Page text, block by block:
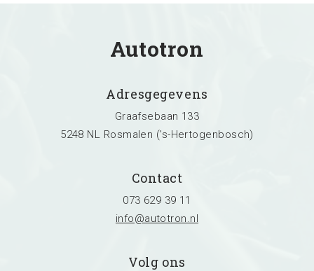
Autotron
Adresgegevens
Graafsebaan 133
5248 NL Rosmalen ('s-Hertogenbosch)
Contact
073 629 39 11
info@autotron.nl
Volg ons